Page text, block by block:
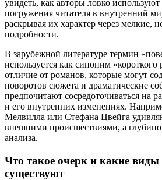
увидеть, как авторы ловко
погружения читателя в внутренний
раскрывая их характер через мелкие,
подробности.
В зарубежной литературе термин
используется как синоним
отличие от романов, которые могут
поворотов сюжета и драматические
предпочитают сосредоточиваться на
и его внутренних изменениях.
Мелвилла или Стефана Цвейга
внешними происшествиями, а
анализа.
Что такое очерк и какие виды
существуют